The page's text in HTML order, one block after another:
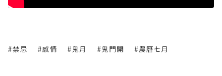
#禁忌 #感情 #鬼月 #鬼門開 #農曆七月